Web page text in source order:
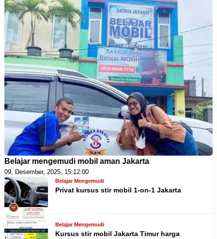
Belajar mengemudi mobil aman Jakarta
09, Desember, 2025, 15:12:00
Belajar Mengemudi
Privat kursus stir mobil 1-on-1 Jakarta
Belajar Mengemudi
Kursus stir mobil Jakarta Timur harga